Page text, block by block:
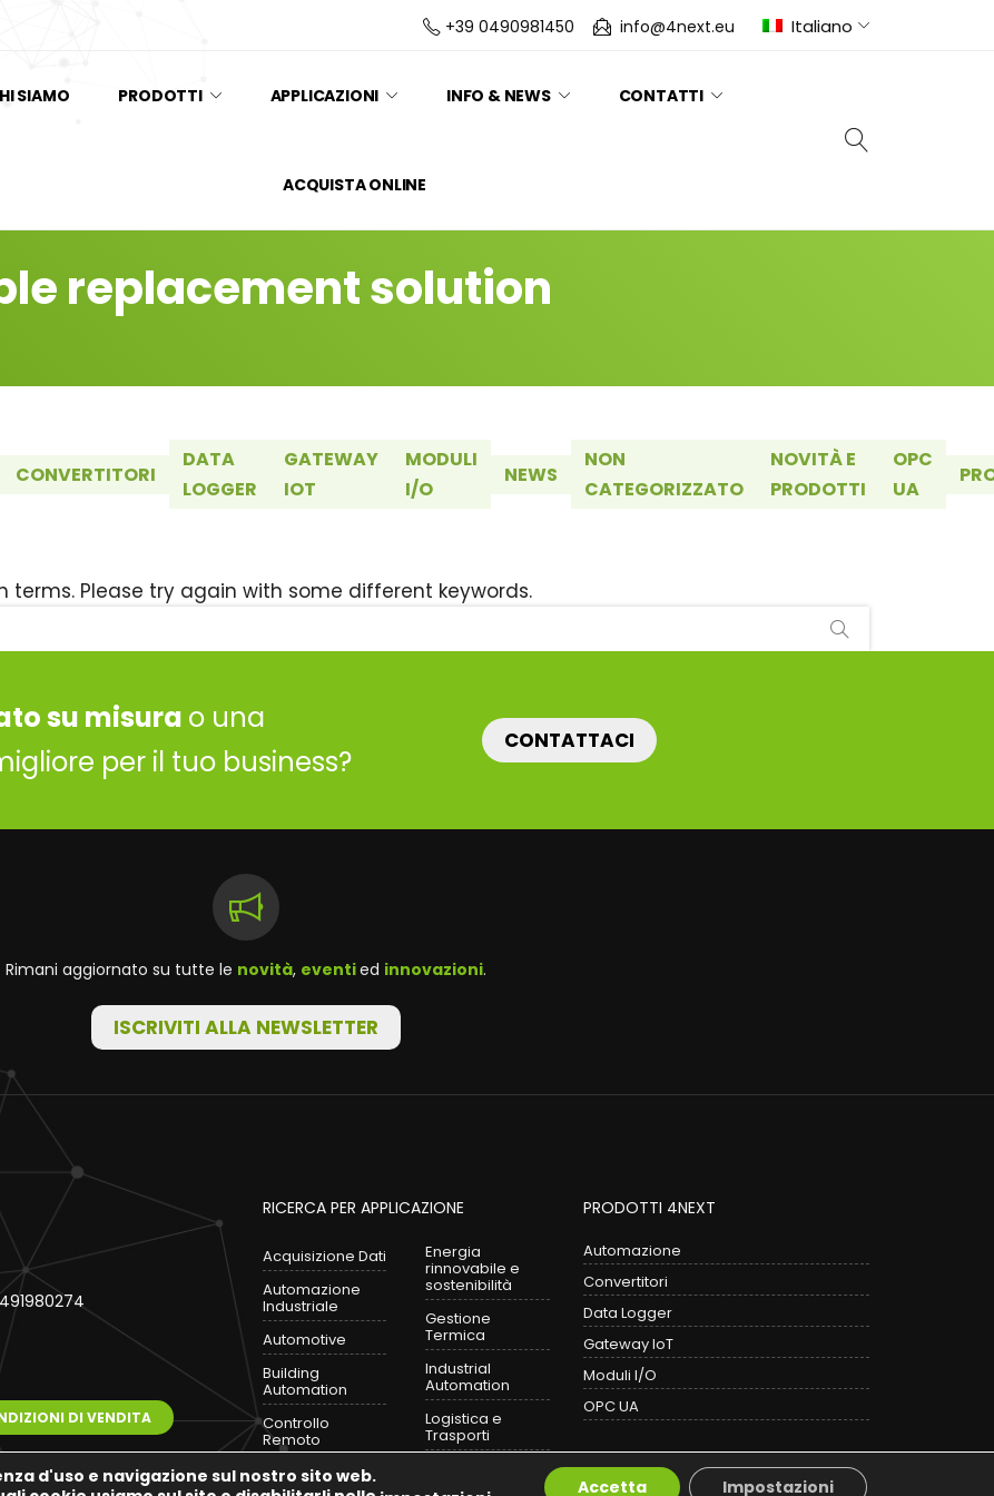
+39 0490981450 info@4next.eu Italiano
SIAMO PRODOTTI APPLICAZIONI INFO & NEWS CONTATTI
ACQUISTA ONLINE
replacement solution
CONVERTITORI
DATA
LOGGER
GATEWAY
IOT
MODULI
I/O
NEWS
NON
CATEGORIZZATO
NOVITÀ E
PRODOTTI
OPC
UA
Please try again with some different keywords.
su misura o una
per il tuo business?
CONTATTACI
Rimani aggiornato su tutte le novità, eventied innovazioni.
ISCRIVITI ALLA NEWSLETTER
DI VENDITA
RICERCA PER APPLICAZIONE
Acquisizione Dati
Automazione
Industriale
Automotive
Building
Automation
Controllo
Remoto
Energia
Energia
rinnovabile e
sostenibilità
Gestione
Termica
Industrial
Automation
Logistica e
Trasporti
PRODOTTI 4NEXT
Automazione
Convertitori
Data Logger
Gateway IoT
Moduli I/O
OPC UA
d'uso e navigazione sul nostro sito web.
Accetta Impostazioni